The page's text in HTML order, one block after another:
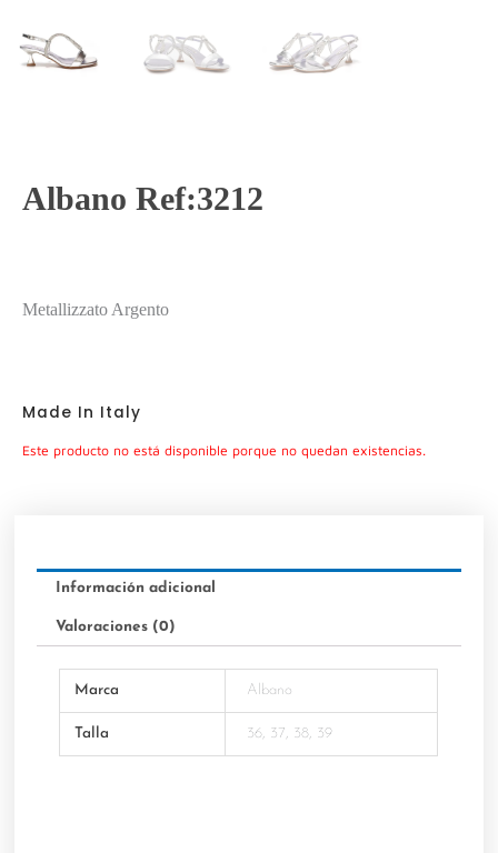
Albano Ref:3212
Metallizzato Argento
Made In Italy
Este producto no está disponible porque no quedan existencias.
Información adicional
Valoraciones (0)
Marca Albano
Talla 36, 37, 38, 39